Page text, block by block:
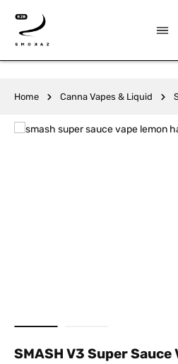
springen
Home Canna Vapes & Liquid
Bildergalerie überspringen
SMASH V3 Super Sauce